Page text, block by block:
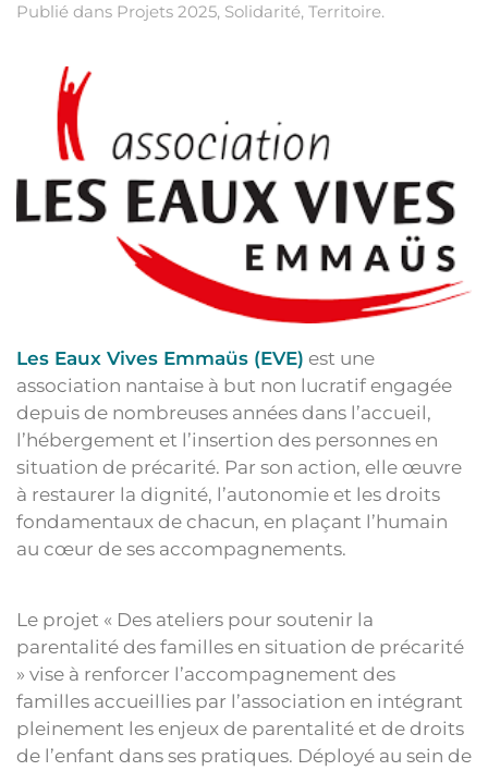
Publié dans Projets 2025, Solidarité, Territoire.
Les Eaux Vives Emmaüs (EVE) est une
association nantaise à but non lucratif engagée
depuis de nombreuses années dans l’accueil,
l’hébergement et l’insertion des personnes en
situation de précarité. Par son action, elle œuvre
à restaurer la dignité, l’autonomie et les droits
fondamentaux de chacun, en plaçant l’humain
au cœur de ses accompagnements.
Le projet « Des ateliers pour soutenir la
parentalité des familles en situation de précarité
» vise à renforcer l’accompagnement des
familles accueillies par l’association en intégrant
pleinement les enjeux de parentalité et de droits
de l’enfant dans ses pratiques. Déployé au sein de